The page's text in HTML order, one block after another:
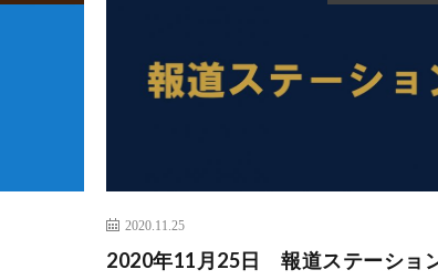
2020.11.25
2020年11月25日 報道ステーショ